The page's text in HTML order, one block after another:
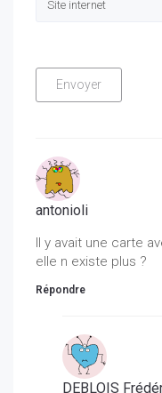
antonioli
Il y avait une carte
elle n existe plus ?
Répondre
DEBLOIS